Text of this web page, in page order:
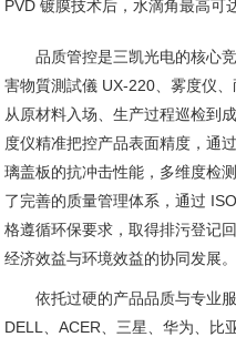
PVD 镀膜技术后，水滴角最高可
品质管控是三凯光电的核心
害物質測試儀 UX-220、雾度仪
从原材料入场、生产过程巡检到
度仪精准把控产品表面精度，通
璃盖板的抗冲击性能，多维度检
了完善的质量管理体系，通过
格遵循环保要求，取得排污登记
经济效益与环境效益的协同发展。
依托过硬的产品品质与专业
DELL、ACER、三星、华为、比